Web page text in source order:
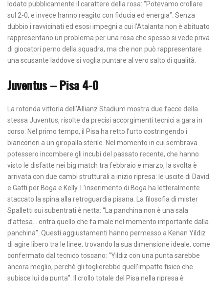
lodato pubblicamente il carattere della rosa: “Potevamo crollare
sul 2-0, e invece hanno reagito con fiducia ed energia”. Senza
dubbio i ravvicinati ed esosi impegni a cui l’Atalanta non è abituato
rappresentano un problema per una rosa che spesso si vede priva
di giocatori perno della squadra, ma che non può rappresentare
una scusante laddove si voglia puntare al vero salto di qualità.
Juventus – Pisa 4-0
La rotonda vittoria dell’Allianz Stadium mostra due facce della
stessa Juventus, risolte da precisi accorgimenti tecnici a gara in
corso. Nel primo tempo, il Pisa ha retto l’urto costringendo i
bianconeri a un giropalla sterile. Nel momento in cui sembrava
potessero incombere gli incubi del passato recente, che hanno
visto le disfatte nei big match tra febbraio e marzo, la svolta è
arrivata con due cambi strutturali a inizio ripresa: le uscite di David
e Gatti per Boga e Kelly. L’inserimento di Boga ha letteralmente
staccato la spina alla retroguardia pisana. La filosofia di mister
Spalletti sui subentrati è netta: “La panchina non è una sala
d’attesa… entra quello che fa male nel momento importante dalla
panchina”. Questi aggiustamenti hanno permesso a Kenan Yildiz
di agire libero tra le linee, trovando la sua dimensione ideale, come
confermato dal tecnico toscano: “Yildiz con una punta sarebbe
ancora meglio, perchè gli toglierebbe quell’impatto fisico che
subisce lui da punta”. Il crollo totale del Pisa nella ripresa è